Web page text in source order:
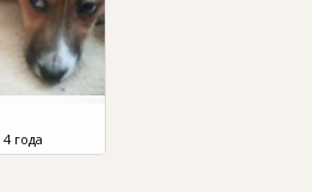
4 года